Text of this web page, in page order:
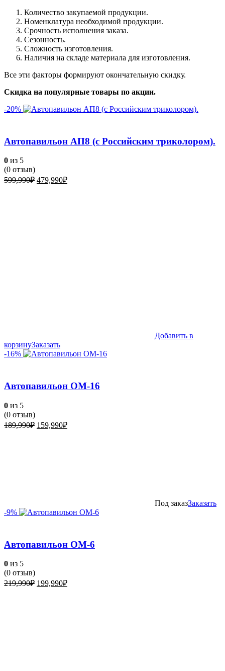
Количество закупаемой продукции.
Номенклатура необходимой продукции.
Срочность исполнения заказа.
Сезонность.
Сложность изготовления.
Наличия на складе материала для изготовления.
Все эти факторы формируют окончательную скидку.
Скидка на популярные товары по акции.
-20%
Автопавильон АП8 (с Российским триколором).
0 из 5
(0 отзыв)
599,990₽ Первоначальная
479,990₽Текущая
Добавить в
корзинуЗаказать
-16%
Автопавильон ОМ-16
0 из 5
(0 отзыв)
189,990₽ Первоначальная
159,990₽Текущая
Под заказЗаказать
-9%
Автопавильон ОМ-6
0 из 5
(0 отзыв)
219,990₽ Первоначальная
199,990₽Текущая